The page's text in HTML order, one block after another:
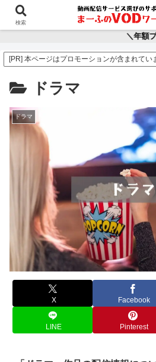
ホーム 映画 アニメ
＼年額プランに変更してディズニー
[PR] 本ページはプロモーションが含まれてい
ドラマ
ドラマ
X Facebook
LINE Pinterest
検索